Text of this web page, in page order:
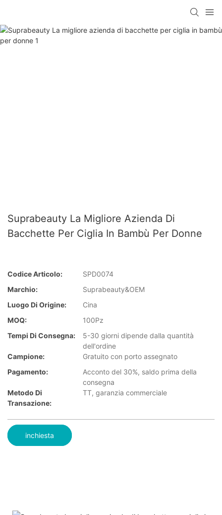
Suprabeauty La Migliore Azienda Di
Bacchette Per Ciglia In Bambù Per Donne
Codice Articolo:
SPD0074
Marchio:
Suprabeauty&OEM
Luogo Di Origine:
Cina
MOQ:
100Pz
Tempi Di Consegna:
5-30 giorni dipende dalla quantità
dell'ordine
Campione:
Gratuito con porto assegnato
Pagamento:
Acconto del 30%, saldo prima della
consegna
Metodo Di
Transazione:
TT, garanzia commerciale
inchiesta